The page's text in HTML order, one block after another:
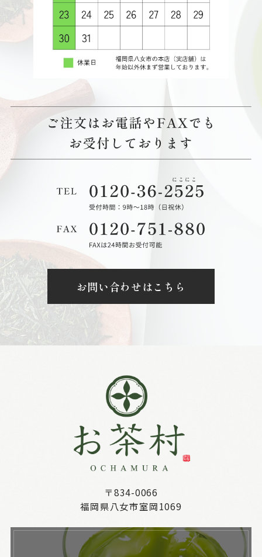
お問い合わせはこちら
〒834-0066
福岡県八女市室岡1069